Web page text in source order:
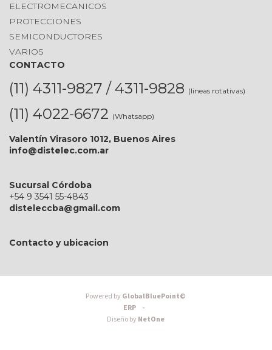
ELECTROMECANICOS
PROTECCIONES
SEMICONDUCTORES
VARIOS
CONTACTO
(11) 4311-9827 / 4311-9828 (lineas rotativas)
(11) 4022-6672 (Whatsapp)
Valentín Virasoro 1012, Buenos Aires
info@distelec.com.ar
Sucursal Córdoba
+54 9 3541 55-4843
disteleccba@gmail.com
Contacto y ubicacion
Powered byGlobalBluePoint©
ERP -
Diseño byNetOne